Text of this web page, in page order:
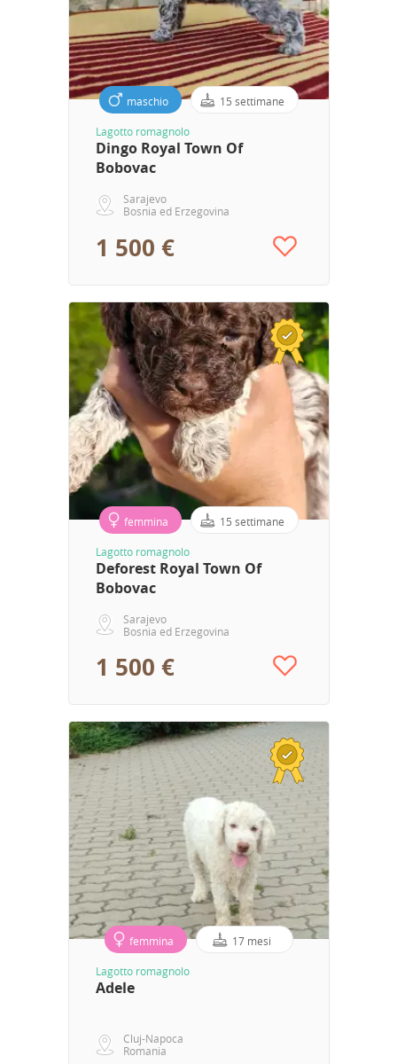
maschio 15 settimane
Lagotto romagnolo
Dingo Royal Town Of
Bobovac
Sarajevo
Bosnia ed Erzegovina
1 500 €
femmina 15 settimane
Lagotto romagnolo
Deforest Royal Town Of
Bobovac
Sarajevo
Bosnia ed Erzegovina
1 500 €
femmina 17 mesi
Lagotto romagnolo
Adele
Cluj-Napoca
Romania